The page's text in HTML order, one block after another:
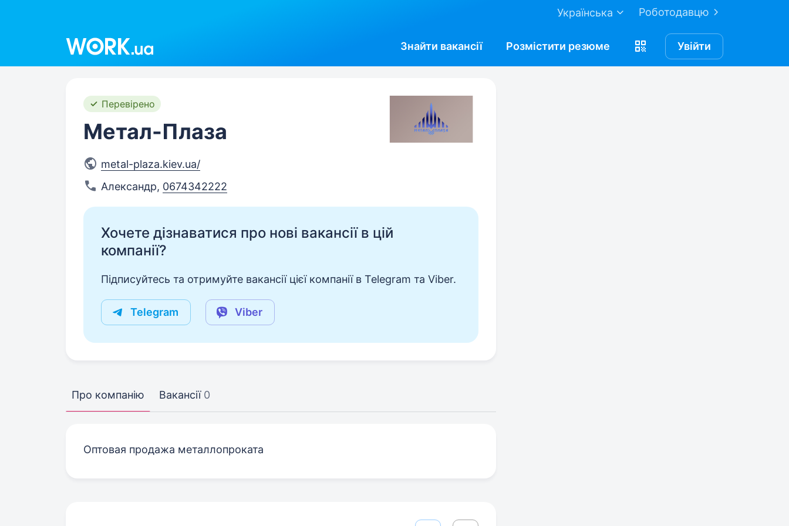
Роботодавцю
Українська
Знайти вакансії Розмістити резюме Увійти
Перевірено
Метал-Плаза
metal-plaza.kiev.ua/
Александр, 0674342222
Хочете дізнаватися про нові вакансії в цій
компанії?
Підписуйтесь та отримуйте вакансії цієї компанії в Telegram та Viber.
Telegram Viber
Про компанію Вакансії 0
Оптовая продажа металлопроката